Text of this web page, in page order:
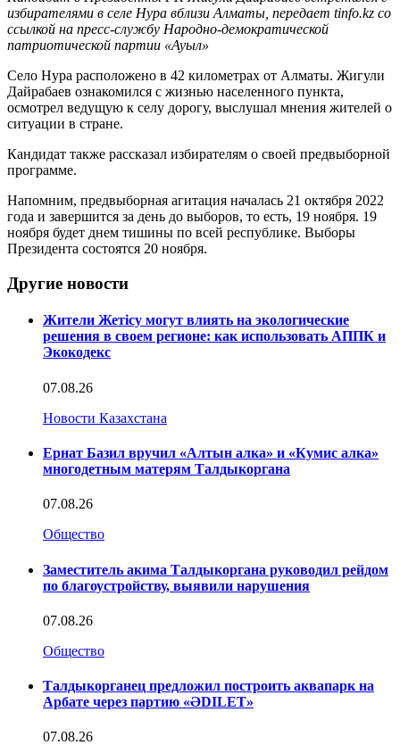
избирателями в селе Нура вблизи Алматы, передает tinfo.kz со
ссылкой на пресс-службу Народно-демократической
патриотической партии «Ауыл»
Село Нура расположено в 42 километрах от Алматы. Жигули
Дайрабаев ознакомился с жизнью населенного пункта,
осмотрел ведущую к селу дорогу, выслушал мнения жителей о
ситуации в стране.
Кандидат также рассказал избирателям о своей предвыборной
программе.
Напомним, предвыборная агитация началась 21 октября 2022
года и завершится за день до выборов, то есть, 19 ноября. 19
ноября будет днем тишины по всей республике. Выборы
Президента состоятся 20 ноября.
Другие новости
Жители Жетісу могут влиять на экологические
решения в своем регионе: как использовать АППК и
Экокодекс
07.08.26
Новости Казахстана
Ернат Базил вручил «Алтын алка» и «Кумис алка»
многодетным матерям Талдыкоргана
07.08.26
Общество
Заместитель акима Талдыкоргана руководил рейдом
по благоустройству, выявили нарушения
07.08.26
Общество
Талдыкорганец предложил построить аквапарк на
Арбате через партию «ӘDILET»
07.08.26